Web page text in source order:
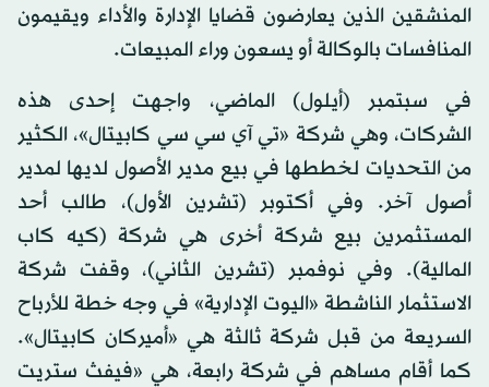
المنشقين الذين يعارضون قضايا الإدارة والأداء ويقيمون
المنافسات بالوكالة أو يسعون وراء المبيعات.
في سبتمبر (أيلول) الماضي، واجهت إحدى هذه
الشركات، وهي شركة «تي آي سي سي كابيتال»، الكثير
من التحديات لخططها في بيع مدير الأصول لديها لمدير
أصول آخر. وفي أكتوبر (تشرين الأول)، طالب أحد
المستثمرين بيع شركة أخرى هي شركة (كيه كاب
المالية). وفي نوفمبر (تشرين الثاني)، وقفت شركة
الاستثمار الناشطة «اليوت الإدارية» في وجه خطة للأرباح
السريعة من قبل شركة ثالثة هي «أميركان كابيتال».
كما أقام مساهم في شركة رابعة، هي «فيفث ستريت